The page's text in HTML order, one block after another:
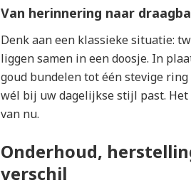
Van herinnering naar
Denk aan een klassieke situatie:
liggen samen in een doosje. In
goud bundelen tot één stevige
wél bij uw dagelijkse stijl past.
van nu.
Onderhoud,
verschil